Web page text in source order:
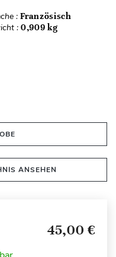
: Französisch
: 0,909 kg
ANSEHEN
45,00 €